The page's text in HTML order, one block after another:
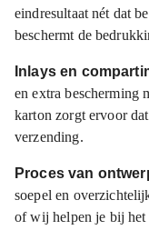
eindresultaat nét dat
beschermt de
Inlays en
en extra bescherming
karton zorgt ervoor
verzending.
Proces van
soepel en
of wij helpen je bij het